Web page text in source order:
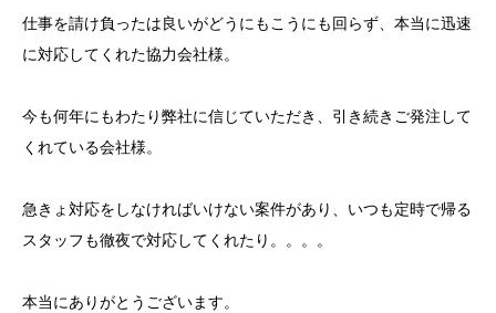
仕事を請け負ったは良いがどうにもこうにも回らず、本当に迅速
に対応してくれた協力会社様。
今も何年にもわたり弊社に信じていただき、引き続きご発注して
くれている会社様。
急きょ対応をしなければいけない案件があり、いつも定時で帰る
スタッフも徹夜で対応してくれたり。。。。
本当にありがとうございます。